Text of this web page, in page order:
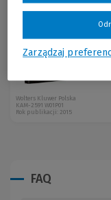
Wolters Kluwer Polska
KAM-2591 W01P01
Rok publikacji: 2015
FAQ
Zarządzaj